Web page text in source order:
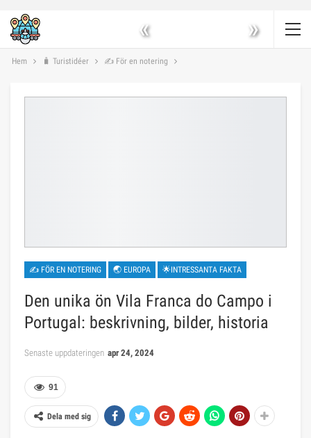
« »
Hem 🧳 Turistidéer ✍ För en notering
✍ FÖR EN NOTERING 🌏 EUROPA 🌟INTRESSANTA FAKTA
Den unika ön Vila Franca do Campo i
Portugal: beskrivning, bilder, historia
Senaste uppdateringen apr 24, 2024
91
Dela med sig